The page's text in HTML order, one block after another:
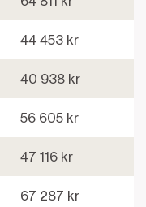
44 453 kr
40 938 kr
56 605 kr
47 116 kr
67 287 kr